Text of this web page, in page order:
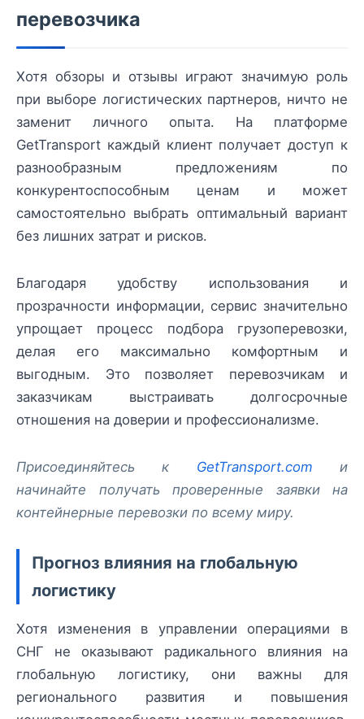
перевозчика
Хотя обзоры и отзывы играют значимую роль
при выборе логистических партнеров, ничто не
заменит личного опыта. На платформе
GetTransport каждый клиент получает доступ к
разнообразным предложениям по
конкурентоспособным ценам и может
самостоятельно выбрать оптимальный вариант
без лишних затрат и рисков.
Благодаря удобству использования и
прозрачности информации, сервис значительно
упрощает процесс подбора грузоперевозки,
делая его максимально комфортным и
выгодным. Это позволяет перевозчикам и
заказчикам выстраивать долгосрочные
отношения на доверии и профессионализме.
Присоединяйтесь к GetTransport.com и
начинайте получать проверенные заявки на
контейнерные перевозки по всему миру.
Прогноз влияния на глобальную
логистику
Хотя изменения в управлении операциями в
СНГ не оказывают радикального влияния на
глобальную логистику, они важны для
регионального развития и повышения